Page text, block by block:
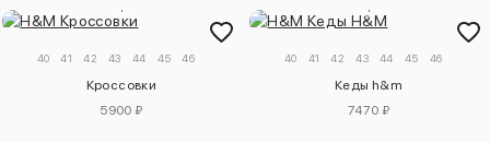
40 41 42 43 44 45 46
Кроссовки
5900 ₽
40 41 42 43 44 45 46
Кеды h&m
7470 ₽